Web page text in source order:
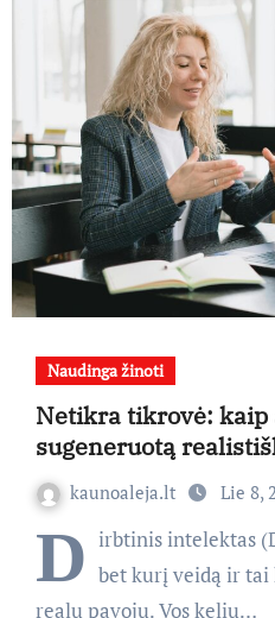
Naudinga žinoti
Netikra tikrovė: kaip
sugeneruotą
kaunoaleja.lt Lie 8,
D irbtinis intelektas
bet kurį veidą ir tai
realų pavojų. Vos kelių…